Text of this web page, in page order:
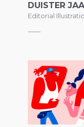
DUISTER
Editorial